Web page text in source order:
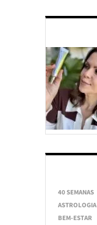
40 SEMANAS
ASTROLOGIA
BEM-ESTAR